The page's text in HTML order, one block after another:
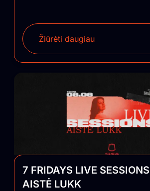
Žiūrėti daugiau
7 FRIDAYS LIVE SESSIONS |
AISTĖ LUKK